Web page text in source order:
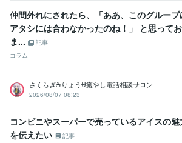
仲間外れにされたら、「ああ、このグループ
アタシには合わなかったのね！」 と思って
ま...
記事
コラム
さくらぎ☕りょう⛎癒やし電話相談サロン
2026/08/07 08:23
コンビニやスーパーで売っているアイスの魅
を伝えたい
記事